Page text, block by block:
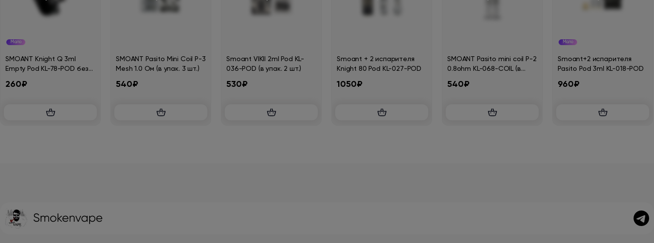
Мало
SMOANT Knight Q 3ml
Empty Pod KL-78-POD без
260₽
SMOANT Pasito Mini Coil P-3
Mesh 1.0 Ом (в упак. 3 шт.)
540₽
Smoant VIKII 2ml Pod KL-
036-POD (в упак. 2 шт.)
530₽
Smoant + 2 испарителя
Knight 80 Pod KL-027-POD
1050₽
SMOANT Pasito mini coil P-2
0.8ohm KL-068-COIL (в
540₽
Мало
Smoant+2 испарителя
Pasito Pod 3ml KL-018-POD
960₽